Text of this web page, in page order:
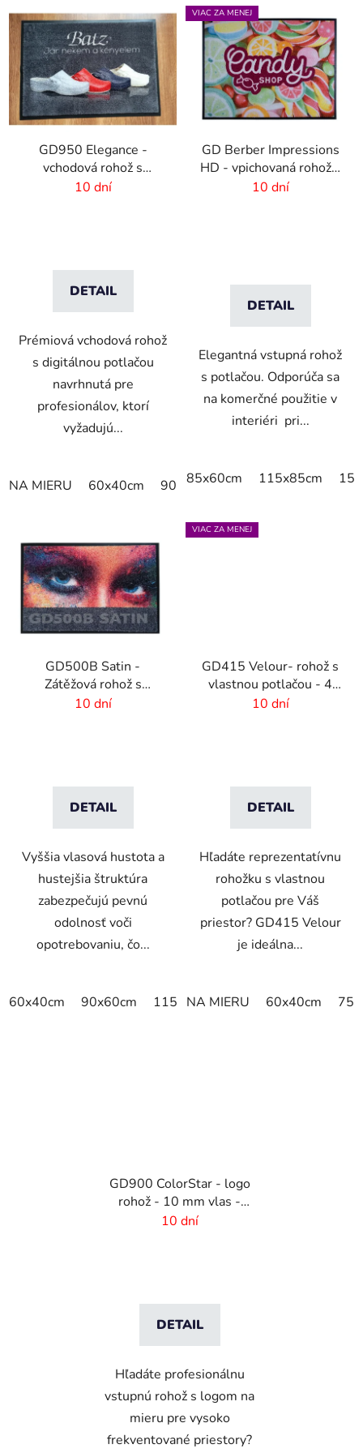
GD950 Elegance -
vchodová rohož s
digitálnou potlačou - 6
10 dní
DETAIL
Prémiová vchodová rohož
s digitálnou potlačou
navrhnutá pre
profesionálov, ktorí
vyžadujú...
NA MIERU 60x40cm 90x60cm 60cm x 80cm
VIAC ZA MENEJ
GD Berber Impressions
HD - vpichovaná rohož s
logom
10 dní
DETAIL
Elegantná vstupná rohož
s potlačou. Odporúča sa
na komerčné použitie v
interiéri pri...
85x60cm 115x85cm
GD500B Satin -
Zátěžová rohož s
digitálnou potlačou a
10 dní
DETAIL
Vyššia vlasová hustota a
hustejšia štruktúra
zabezpečujú pevnú
odolnosť voči
opotrebovaniu, čo...
60x40cm 90x60cm 115x115cm 150x100cm
VIAC ZA MENEJ
GD415 Velour- rohož s
vlastnou potlačou - 4
mm vlas
10 dní
DETAIL
Hľadáte reprezentatívnu
rohožku s vlastnou
potlačou pre Váš
priestor? GD415 Velour
je ideálna...
NA MIERU 60x40cm
GD900 ColorStar - logo
rohož - 10 mm vlas -
rozmer na mieru
10 dní
DETAIL
Hľadáte profesionálnu
vstupnú rohož s logom na
mieru pre vysoko
frekventované priestory?